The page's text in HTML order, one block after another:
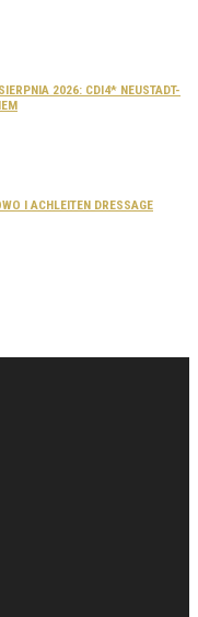
2026: CDI4* NEUSTADT-
I ACHLEITEN DRESSAGE